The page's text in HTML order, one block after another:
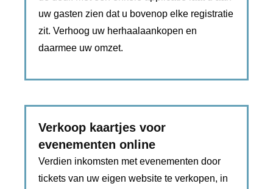
uw gasten zien dat u bovenop elke registratie
zit. Verhoog uw herhaalaankopen en
daarmee uw omzet.
Verkoop kaartjes voor
evenementen online
Verdien inkomsten met evenementen door
tickets van uw eigen website te verkopen, in